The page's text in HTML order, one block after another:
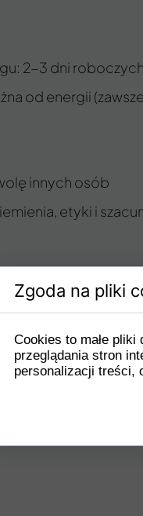
2-3 dni roboczych
od energii
innych osób
etyki i
Zgoda na pliki
Cookies to małe
przeglądania stron
personalizacji treści,